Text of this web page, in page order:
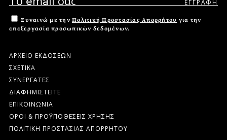
Συναινώ με την Πολιτική Προστασίας Απορρήτου για την
επεξεργασία προσωπικών δεδομένων.
ΑΡΧΕΙΟ ΕΚΔΟΣΕΩΝ
ΣΧΕΤΙΚΑ
ΣΥΝΕΡΓΑΤΕΣ
ΔΙΑΦΗΜΙΣΤΕΙΤΕ
ΕΠΙΚΟΙΝΩΝΙΑ
ΟΡΟΙ & ΠΡΟΫΠΟΘΕΣΕΙΣ ΧΡΗΣΗΣ
ΠΟΛΙΤΙΚΗ ΠΡΟΣΤΑΣΙΑΣ ΑΠΟΡΡΗΤΟΥ